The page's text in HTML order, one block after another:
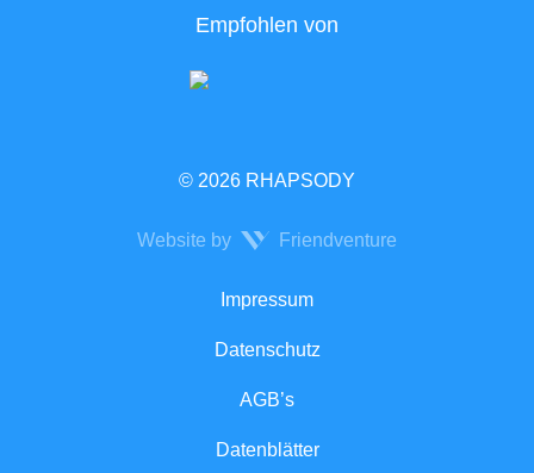
Empfohlen von
© 2026 RHAPSODY
Website by Friendventure
Impressum
Datenschutz
AGB’s
Datenblätter